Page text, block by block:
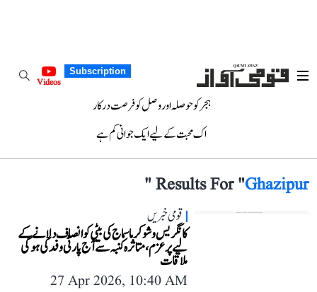
Subscription
Videos
ہجر کو حوصلہ اور وصل کو فرصت درکار
اک محبت کے لیے ایک جوانی کم ہے
Results For "Ghazipur
"
قومی خبریں
کانگریس وشوکرما سماج کی بیٹی کو انصاف دلانے کے
لیے پرعزم، متاثرہ کنبہ سے آج پارٹی وفد کی ہوگی
ملاقات
27 Apr 2026, 10:40 AM